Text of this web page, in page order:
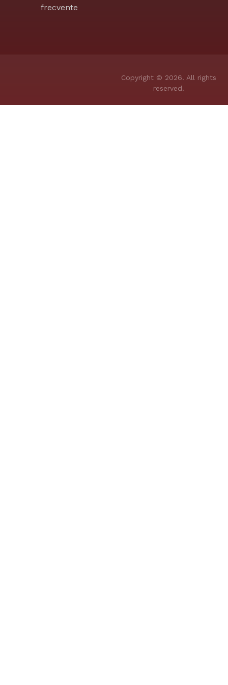
frecvente
Copyright © 2026. All rights
reserved.